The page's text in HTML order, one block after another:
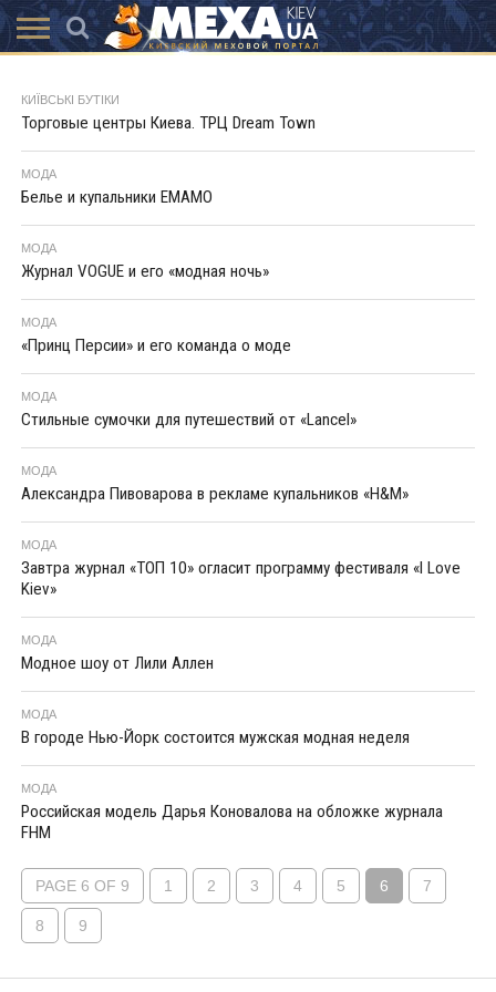
АКЦІЇ
ВИСТАВКИ
ПОСЛУГИ
МАГАЗИНИ
ХУТРЯНА
МОДА
НОВИНИ
КОНТАКТИ
АКСЕССУАРИ
КИЇВСЬКІ БУТІКИ
Торговые центры Киева. ТРЦ Dream Town
МОДА
Белье и купальники ЕМАМО
МОДА
Журнал VOGUE и его «модная ночь»
МОДА
«Принц Персии» и его команда о моде
МОДА
Стильные сумочки для путешествий от «Lancel»
МОДА
Александра Пивоварова в рекламе купальников «H&M»
МОДА
Завтра журнал «ТОП 10» огласит программу фестиваля «I Love
Kiev»
МОДА
Модное шоу от Лили Аллен
МОДА
В городе Нью-Йорк состоится мужская модная неделя
МОДА
Российская модель Дарья Коновалова на обложке журнала
FHM
PAGE 6 OF 9 1 2 3 4 5 6 7
8 9